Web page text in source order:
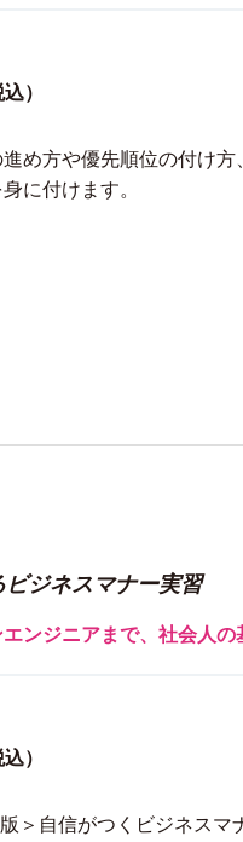
）
め方や優先順位の付け方
に付けます。
ジネスマナー実習
ンジニアまで、社会人の
）
＞自信がつくビジネスマ